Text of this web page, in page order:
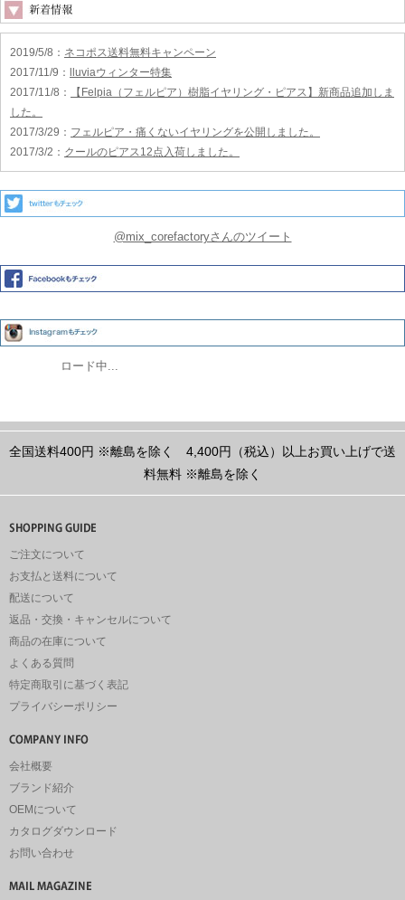
2019/5/8 ： ネコポス送料無料キャンペーン
2017/11/9 ： lluviaウィンター特集
2017/11/8 ：
【Felpia（フェルピア）樹脂イヤリング・ピアス】新商品追加しま
した。
2017/3/29 ： フェルピア・痛くないイヤリングを公開しました。
2017/3/2 ： クールのピアス12点入荷しました。
@mix_corefactoryさんのツイート
ロード中...
全国送料400円 ※離島を除く
4,400円（税込）以上お買い上げで送
料無料 ※離島を除く
ご注文について
お支払と送料について
配送について
返品・交換・キャンセルについて
商品の在庫について
よくある質問
特定商取引に基づく表記
プライバシーポリシー
会社概要
ブランド紹介
OEMについて
カタログダウンロード
お問い合わせ